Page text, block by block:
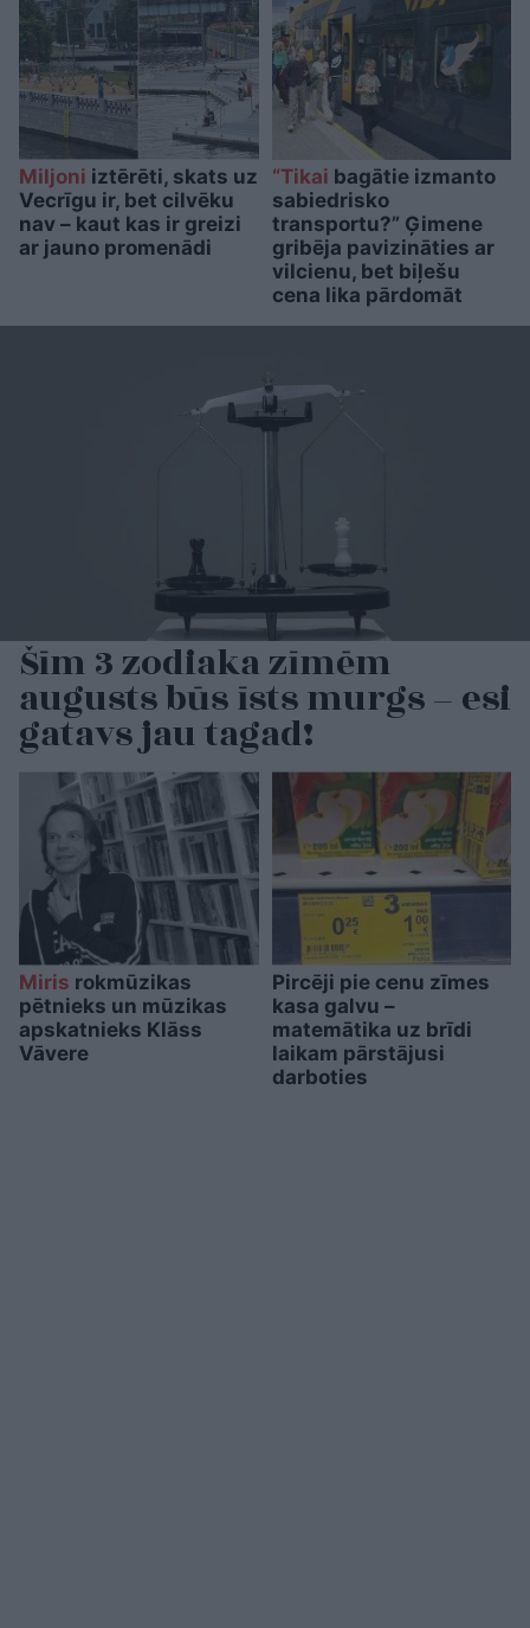
Miljoni iztērēti, skats uz
Vecrīgu ir, bet cilvēku
nav – kaut kas ir greizi
ar jauno promenādi
“Tikai bagātie izmanto
sabiedrisko
transportu?” Ģimene
gribēja pavizināties ar
vilcienu, bet biļešu
cena lika pārdomāt
Šīm 3 zodiaka zīmēm
augusts būs īsts murgs – esi
gatavs jau tagad!
Miris rokmūzikas
pētnieks un mūzikas
apskatnieks Klāss
Vāvere
Pircēji pie cenu zīmes
kasa galvu –
matemātika uz brīdi
laikam pārstājusi
darboties